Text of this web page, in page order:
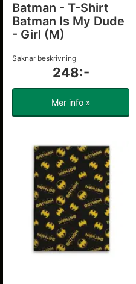
Batman - T-Shirt
Batman Is My Dude
- Girl (M)
Saknar beskrivning
248:-
Mer info »